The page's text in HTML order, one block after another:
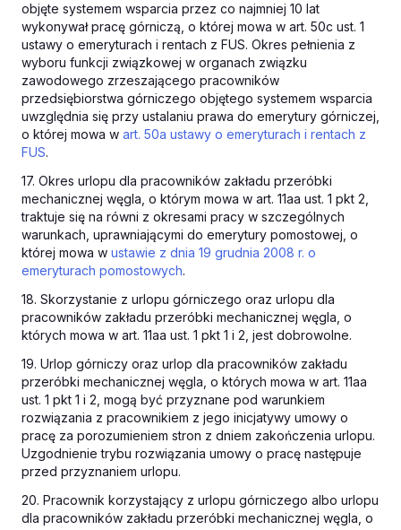
objęte systemem wsparcia przez co najmniej 10 lat
wykonywał pracę górniczą, o której mowa w art. 50c ust. 1
ustawy o emeryturach i rentach z FUS. Okres pełnienia z
wyboru funkcji związkowej w organach związku
zawodowego zrzeszającego pracowników
przedsiębiorstwa górniczego objętego systemem wsparcia
uwzględnia się przy ustalaniu prawa do emerytury górniczej,
o której mowa w art. 50a ustawy o emeryturach i rentach z
FUS.
17. Okres urlopu dla pracowników zakładu przeróbki
mechanicznej węgla, o którym mowa w art. 11aa ust. 1 pkt 2,
traktuje się na równi z okresami pracy w szczególnych
warunkach, uprawniającymi do emerytury pomostowej, o
której mowa w ustawie z dnia 19 grudnia 2008 r. o
emeryturach pomostowych.
18. Skorzystanie z urlopu górniczego oraz urlopu dla
pracowników zakładu przeróbki mechanicznej węgla, o
których mowa w art. 11aa ust. 1 pkt 1 i 2, jest dobrowolne.
19. Urlop górniczy oraz urlop dla pracowników zakładu
przeróbki mechanicznej węgla, o których mowa w art. 11aa
ust. 1 pkt 1 i 2, mogą być przyznane pod warunkiem
rozwiązania z pracownikiem z jego inicjatywy umowy o
pracę za porozumieniem stron z dniem zakończenia urlopu.
Uzgodnienie trybu rozwiązania umowy o pracę następuje
przed przyznaniem urlopu.
20. Pracownik korzystający z urlopu górniczego albo urlopu
dla pracowników zakładu przeróbki mechanicznej węgla, o